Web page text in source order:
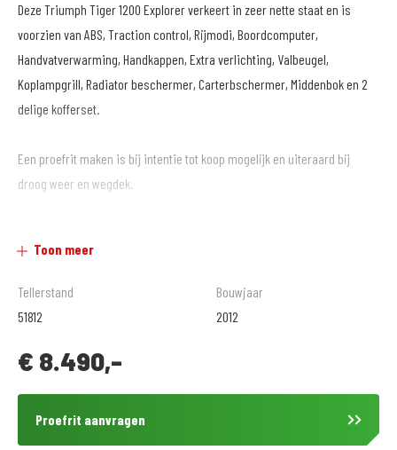
Deze Triumph Tiger 1200 Explorer verkeert in zeer nette staat en is
voorzien van ABS, Traction control, Rijmodi, Boordcomputer,
Handvatverwarming, Handkappen, Extra verlichting, Valbeugel,
Koplampgrill, Radiator beschermer, Carterbschermer, Middenbok en 2
delige kofferset.
Een proefrit maken is bij intentie tot koop mogelijk en uiteraard bij
droog weer en wegdek.
Goede inruil en service is van vele merken mogelijk!
Grote kledingafdeling met zeer veel keus.
Vraag naar de voorwaarden. Toetsing en registratie BKR Tiel.
Toon meer
Tellerstand
51812
Bouwjaar
2012
€ 8.490,-
Proefrit aanvragen